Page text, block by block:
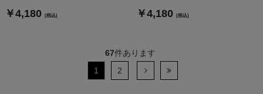
￥4,180 (税込) ￥4,180 (税込)
67件あります
1
2